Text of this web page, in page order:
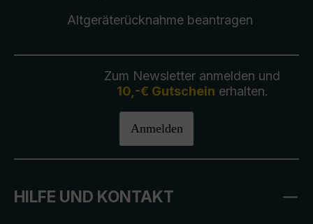
Altgeräterücknahmebeantragen
Zum Newsletter anmelden und
10,-€ Gutschein erhalten.
Anmelden
HILFE UND KONTAKT